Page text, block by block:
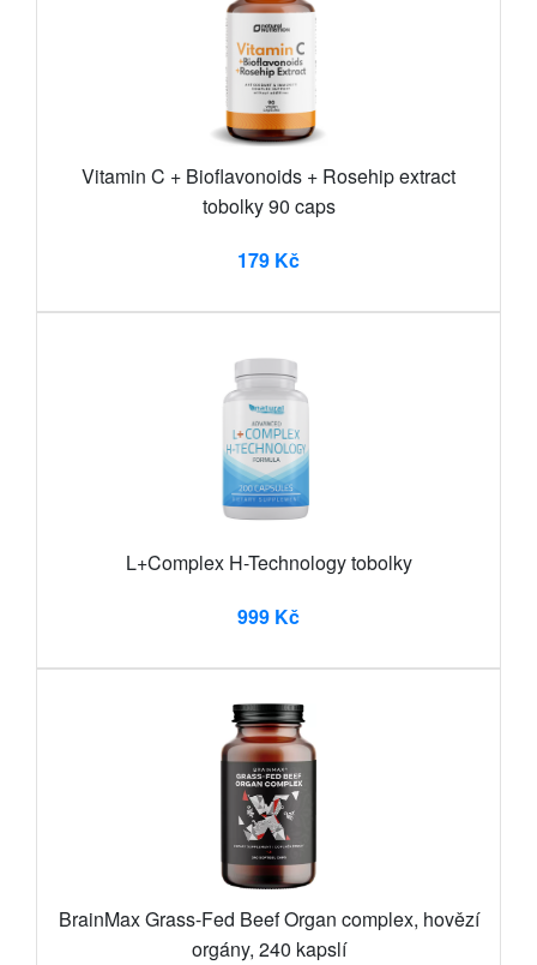
Vitamin C + Bioflavonoids + Rosehip extract
tobolky 90 caps
179 Kč
L+Complex H-Technology tobolky
999 Kč
BrainMax Grass-Fed Beef Organ complex, hovězí
orgány, 240 kapslí